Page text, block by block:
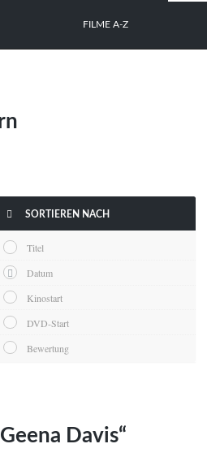
FILME A-Z
 SORTIEREN NACH
Titel
Datum
Kinostart
DVD-Start
Bewertung
Davis“